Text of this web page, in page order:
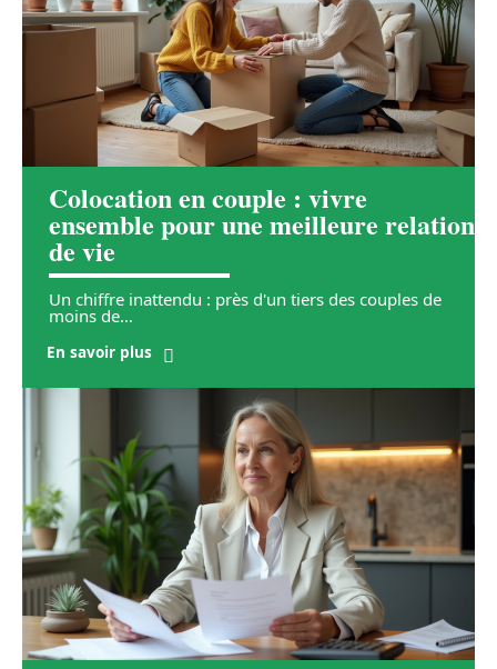
Colocation en couple : vivre
ensemble pour une meilleure relation
de vie
Un chiffre inattendu : près d'un tiers des couples de
moins de…
En savoir plus